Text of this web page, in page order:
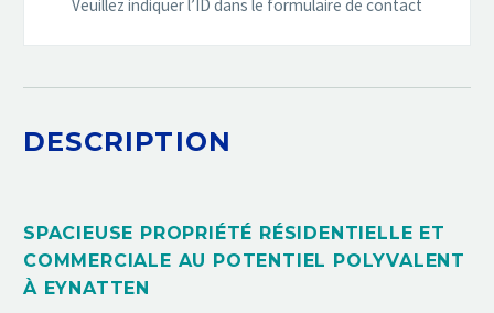
Veuillez indiquer l’ID dans le formulaire de contact
DESCRIPTION
SPACIEUSE PROPRIÉTÉ RÉSIDENTIELLE ET
COMMERCIALE AU POTENTIEL POLYVALENT
À EYNATTEN